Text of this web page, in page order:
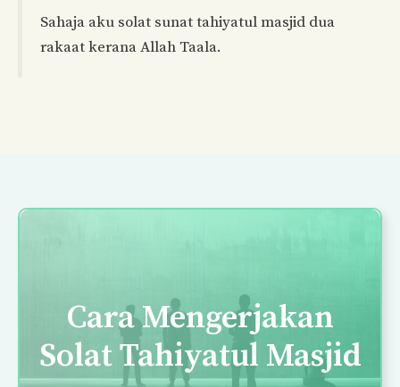
Sahaja aku solat sunat tahiyatul masjid dua
rakaat kerana Allah Taala.
Cara Mengerjakan
Solat Tahiyatul Masjid